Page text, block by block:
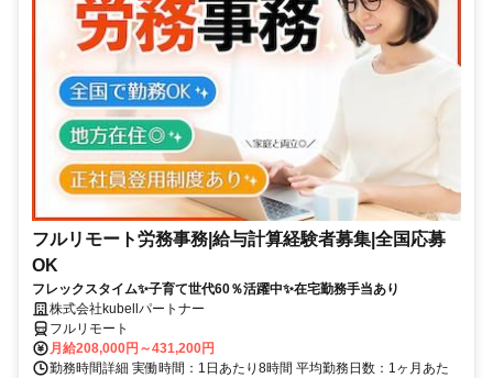
フルリモート労務事務|給与計算経験者募集|全国応募
OK
フレックスタイム✨子育て世代60％活躍中✨在宅勤務手当あり
株式会社kubellパートナー
フルリモート
月給208,000円～431,200円
勤務時間詳細 実働時間：1日あたり8時間 平均勤務日数：1ヶ月あた